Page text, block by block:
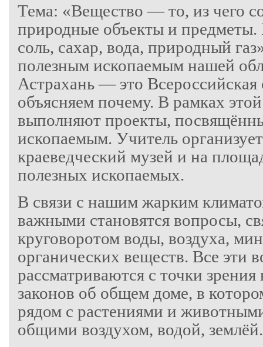
Тема: «Вещество — то, из чего
природные объекты и
соль, сахар, вода, природный
полезным ископаемым нашей
Астрахань — это Всероссийская
объясняем почему. В рамках
выполняют проекты,
ископаемым. Учитель
краеведческий музей и на
полезных ископаемых.
В связи с нашим жарким
важными становятся вопросы,
круговоротом воды, воздуха,
органических веществ. Все эти
рассматриваются с точки
законов об общем доме, в
рядом с растениями и
общими воздухом, водой, землёй.